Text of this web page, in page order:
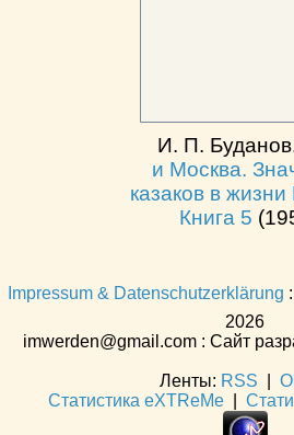
И. П.
и Москва.
казаков в жизни
Книга 5
Impressum & Datenschutzerklärung :
2026
imwerden@gmail.com : Сайт
Ленты: RSS
Статистика eXTReMe